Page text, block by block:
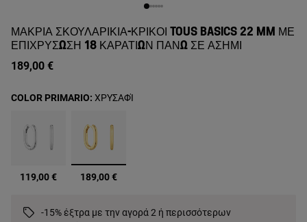
ΜΑΚΡΙΆ ΣΚΟΥΛΑΡΊΚΙΑ-ΚΡΊΚΟΙ TOUS BASICS 22 MM ΜΕ
ΕΠΙΧΡΎΣΩΣΗ 18 ΚΑΡΑΤΊΩΝ ΠΆΝΩ ΣΕ ΑΣΉΜΙ
189,00 €
119,00 € επιλεγμένα
189,00 €
COLOR PRIMARIO: ΧΡΥΣΑΦΊ
-15% έξτρα με την αγορά 2 ή περισσότερων